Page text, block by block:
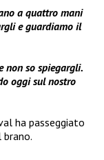
a quattro mani
e guardiamo il
non so spiegargli.
oggi sul nostro
ha passeggiato